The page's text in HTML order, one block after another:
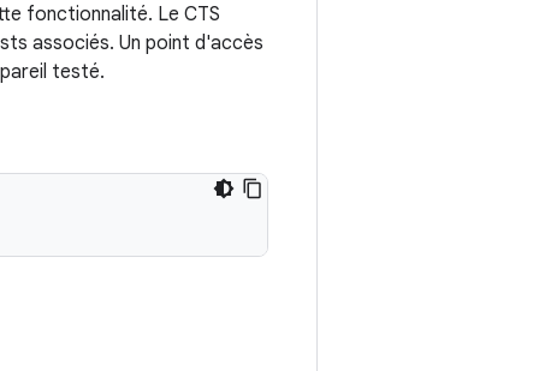
fonctionnalité. Le CTS
associés. Un point d'accès
testé.